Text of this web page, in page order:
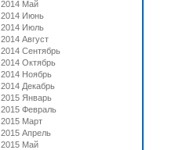
2014 Май
2014 Июнь
2014 Июль
2014 Август
2014 Сентябрь
2014 Октябрь
2014 Ноябрь
2014 Декабрь
2015 Январь
2015 Февраль
2015 Март
2015 Апрель
2015 Май